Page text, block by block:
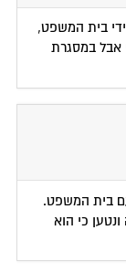
בית המשפט,
אבל במסגרת
בית המשפט.
כי הוא